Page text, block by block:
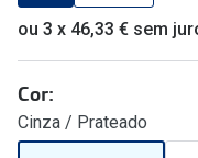
Ray-Ban
Oakley
Persol
Michael Kors
ou 3 x 46,33 € sem
Cor:
Cinza / Prateado